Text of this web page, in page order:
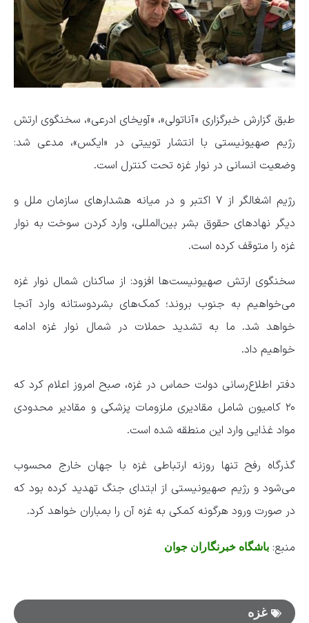
طبق گزارش خبرگزاری «آناتولی»، «آویخای ادرعی»، سخنگوی ارتش
رژیم صهیونیستی با انتشار توییتی در «ایکس»، مدعی شد:
وضعیت انسانی در نوار غزه تحت کنترل است.
رژیم اشغالگر از ۷ اکتبر و در میانه هشدار‌های سازمان ملل و
دیگر نهاد‌های حقوق بشر بین‌المللی، وارد کردن سوخت به نوار
غزه را متوقف کرده است.
سخنگوی ارتش صهیونیست‌ها افزود: از ساکنان شمال نوار غزه
می‌خواهیم به جنوب بروند؛ کمک‌های بشردوستانه وارد آنجا
خواهد شد. ما به تشدید حملات در شمال نوار غزه ادامه
خواهیم داد.
دفتر اطلاع‌رسانی دولت حماس در غزه، صبح امروز اعلام کرد که
۲۰ کامیون شامل مقادیری ملزومات پزشکی و مقادیر محدودی
مواد غذایی وارد این منطقه شده است.
گذرگاه رفح تنها روزنه ارتباطی غزه با جهان خارج محسوب
می‌شود و رژیم صهیونیستی از ابتدای جنگ تهدید کرده بود که
در صورت ورود هرگونه کمکی به غزه آن را بمباران خواهد کرد.
منبع: باشگاه خبرنگاران جوان
غزه